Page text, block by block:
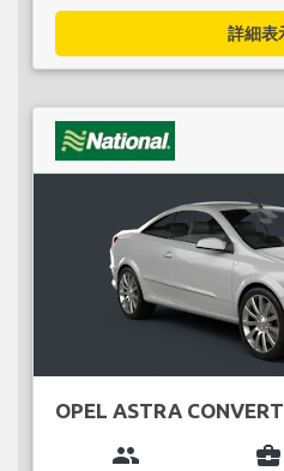
詳細表
OPEL ASTRA
group business_center